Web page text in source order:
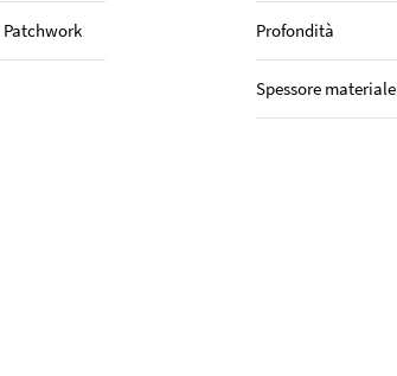
Patchwork Profondità
Spessore materiale